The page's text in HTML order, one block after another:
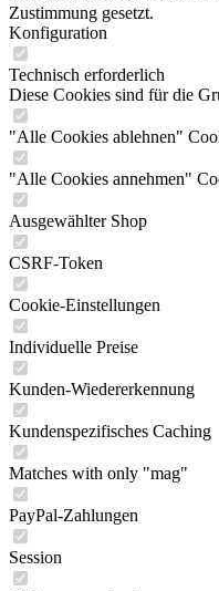
Zustimmung gesetzt.
Konfiguration
Technisch erforderlich
Diese Cookies sind für die
"Alle Cookies ablehnen"
"Alle Cookies annehmen"
Ausgewählter Shop
CSRF-Token
Cookie-Einstellungen
Individuelle Preise
Kunden-Wiedererkennung
Kundenspezifisches Caching
Matches with only "mag"
PayPal-Zahlungen
Session